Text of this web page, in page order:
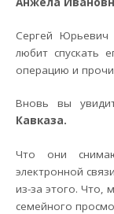
Сергей
любит спускать
операцию и
Вновь вы
Кавказа.
Что они
электронной
из-за этого. Что,
семейного